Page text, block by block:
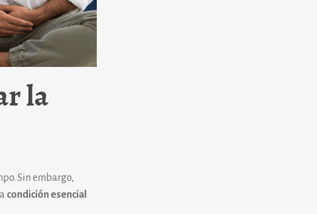
la
Sin embargo,
condición esencial